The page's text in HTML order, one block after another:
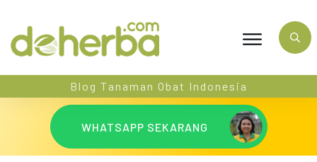
Blog Tanaman Obat Indonesia
WHATSAPP SEKARANG